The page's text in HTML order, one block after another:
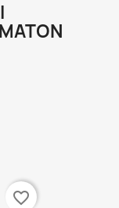
favorite_border